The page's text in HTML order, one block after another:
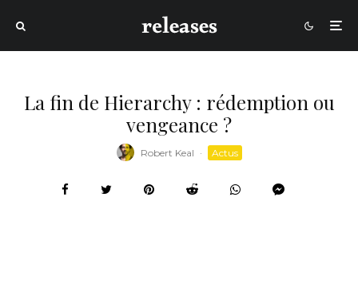
La fin de Hierarchy : rédemption ou
vengeance ?
Robert Keal · Actus